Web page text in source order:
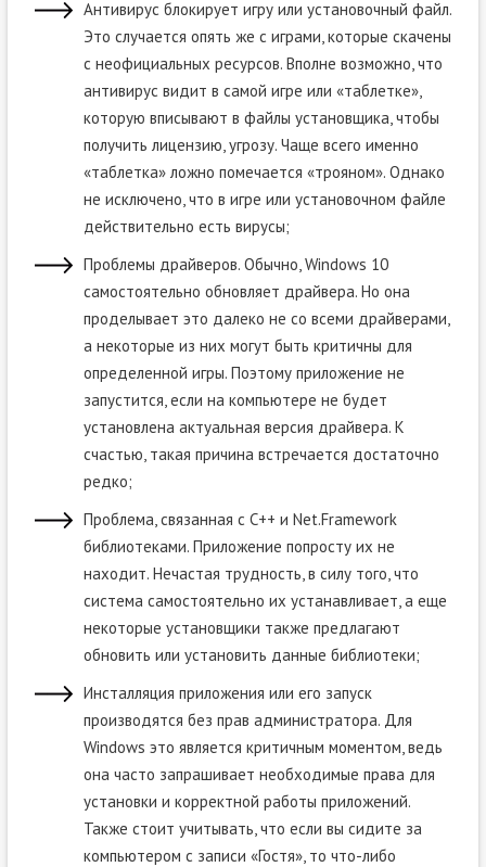
Антивирус блокирует игру или установочный файл.
Это случается опять же с играми, которые скачены
с неофициальных ресурсов. Вполне возможно, что
антивирус видит в самой игре или «таблетке»,
которую вписывают в файлы установщика, чтобы
получить лицензию, угрозу. Чаще всего именно
«таблетка» ложно помечается «трояном». Однако
не исключено, что в игре или установочном файле
действительно есть вирусы;
Проблемы драйверов. Обычно, Windows 10
самостоятельно обновляет драйвера. Но она
проделывает это далеко не со всеми драйверами,
а некоторые из них могут быть критичны для
определенной игры. Поэтому приложение не
запустится, если на компьютере не будет
установлена актуальная версия драйвера. К
счастью, такая причина встречается достаточно
редко;
Проблема, связанная с C++ и Net.Framework
библиотеками. Приложение попросту их не
находит. Нечастая трудность, в силу того, что
система самостоятельно их устанавливает, а еще
некоторые установщики также предлагают
обновить или установить данные библиотеки;
Инсталляция приложения или его запуск
производятся без прав администратора. Для
Windows это является критичным моментом, ведь
она часто запрашивает необходимые права для
установки и корректной работы приложений.
Также стоит учитывать, что если вы сидите за
компьютером с записи «Гостя», то что-либо